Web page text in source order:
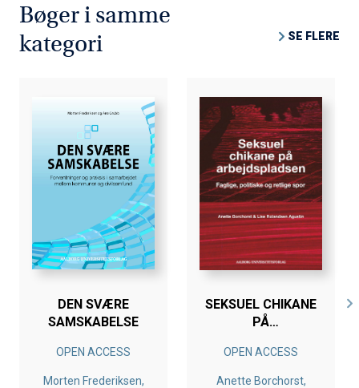
Bøger i samme
kategori
SE FLERE
DEN SVÆRE
SAMSKABELSE
OPEN ACCESS
Morten Frederiksen,
SEKSUEL CHIKANE
PÅ
OPEN ACCESS
Anette Borchorst,